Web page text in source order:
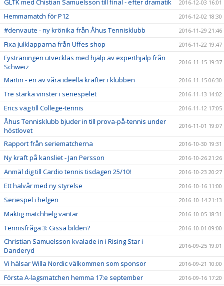
GLTK med Chistian Samuelsson till final - efter dramatik 2016-12-03 16:01
Hemmamatch för P12 2016-12-02 18:30
#denvaute - ny krönika från Åhus Tennisklubb 2016-11-29 21:46
Fixa julklapparna från Uffes shop 2016-11-22 19:47
Fysträningen utvecklas med hjälp av experthjälp från
Schweiz
2016-11-15 19:37
Martin - en av våra ideella krafter i klubben 2016-11-15 06:30
Tre starka vinster i seriespelet 2016-11-13 14:02
Erics väg till College-tennis 2016-11-12 17:05
Åhus Tennisklubb bjuder in till prova-på-tennis under
höstlovet
2016-11-01 19:07
Rapport från seriematcherna 2016-10-30 19:31
Ny kraft på kansliet - Jan Persson 2016-10-26 21:26
Anmäl dig till Cardio tennis tisdagen 25/10! 2016-10-23 20:27
Ett halvår med ny styrelse 2016-10-16 11:00
Seriespel i helgen 2016-10-14 21:13
Mäktig matchhelg väntar 2016-10-05 18:31
Tennisfråga 3: Gissa bilden? 2016-10-01 09:00
Christian Samuelsson kvalade in i Rising Star i
Danderyd
2016-09-25 19:01
Vi hälsar Willa Nordic välkommen som sponsor 2016-09-21 10:00
Första A-lagsmatchen hemma 17:e september 2016-09-16 17:20